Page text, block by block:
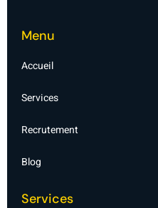
Menu
Accueil
Services
Recrutement
Blog
Services